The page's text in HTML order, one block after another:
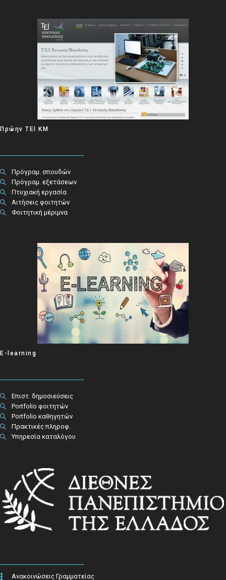
Πρώην ΤΕΙ ΚΜ
Πρόγραμ. σπουδών
Πρόγραμ. εξετάσεων
Πτυχιακή εργασία
Αιτήσεις φοιτητών
Φοιτητική μέριμνα
E-learning
Επιστ. δημοσιεύσεις
Portfolio φοιτητών
Portfolio καθηγητών
Πρακτικές πληροφ.​
Υπηρεσία καταλόγου
Ανακοινώσεις Γραμματείας